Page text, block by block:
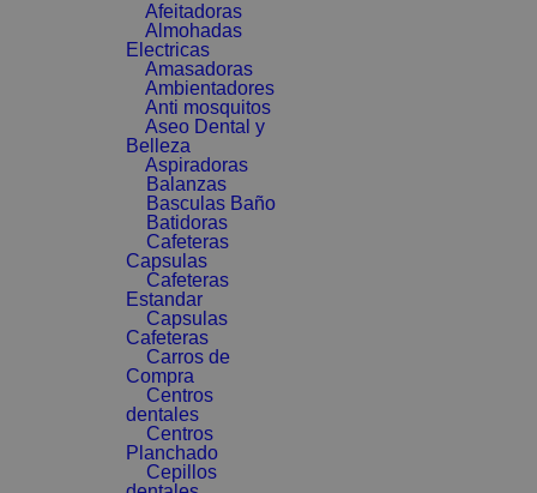
Afeitadoras
Almohadas
Electricas
Amasadoras
Ambientadores
Anti mosquitos
Aseo Dental y
Belleza
Aspiradoras
Balanzas
Basculas Baño
Batidoras
Cafeteras
Capsulas
Cafeteras
Estandar
Capsulas
Cafeteras
Carros de
Compra
Centros
dentales
Centros
Planchado
Cepillos